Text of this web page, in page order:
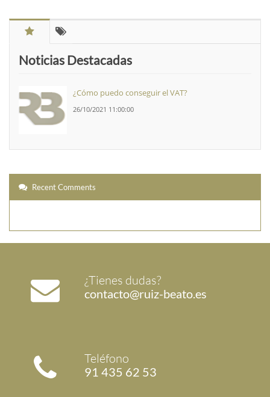
Noticias Destacadas
¿Cómo puedo conseguir el VAT?
26/10/2021 11:00:00
Recent Comments
¿Tienes dudas?
contacto@ruiz-beato.es
Teléfono
91 435 62 53